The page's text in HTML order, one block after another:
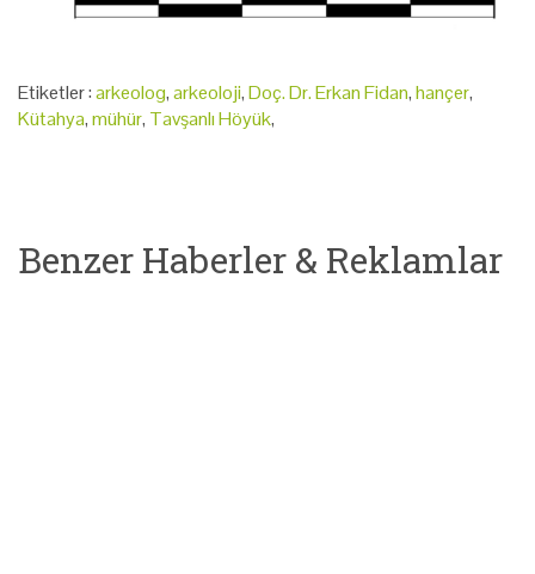
Etiketler :arkeolog,arkeoloji,Doç. Dr. Erkan Fidan,hançer,
Kütahya,mühür, Tavşanlı Höyük,
Benzer Haberler & Reklamlar